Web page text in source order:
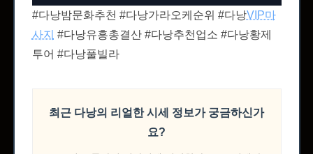
#다낭밤문화추천 #다낭가라오케순위 #다낭VIP마
사지 #다낭유흥총결산 #다낭추천업소 #다낭황제
투어 #다낭풀빌라
최근 다낭의 리얼한 시세 정보가 궁금하신가
요?